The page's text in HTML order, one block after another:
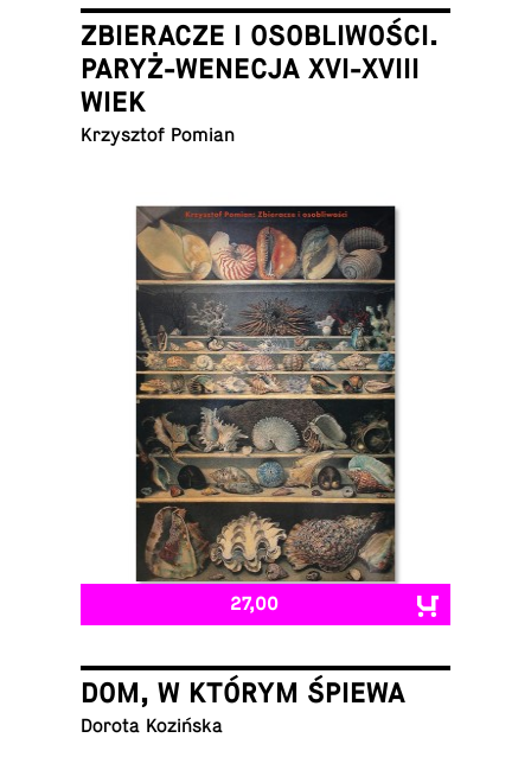
ZBIERACZE I OSOBLIWOŚCI.
PARYŻ-WENECJA XVI-XVIII
WIEK
Krzysztof Pomian
27,00
DOM, W KTÓRYM ŚPIEWA
Dorota Kozińska